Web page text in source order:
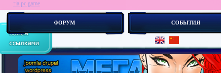
ФОРУМ СОБЫТИЯ
ria pc game